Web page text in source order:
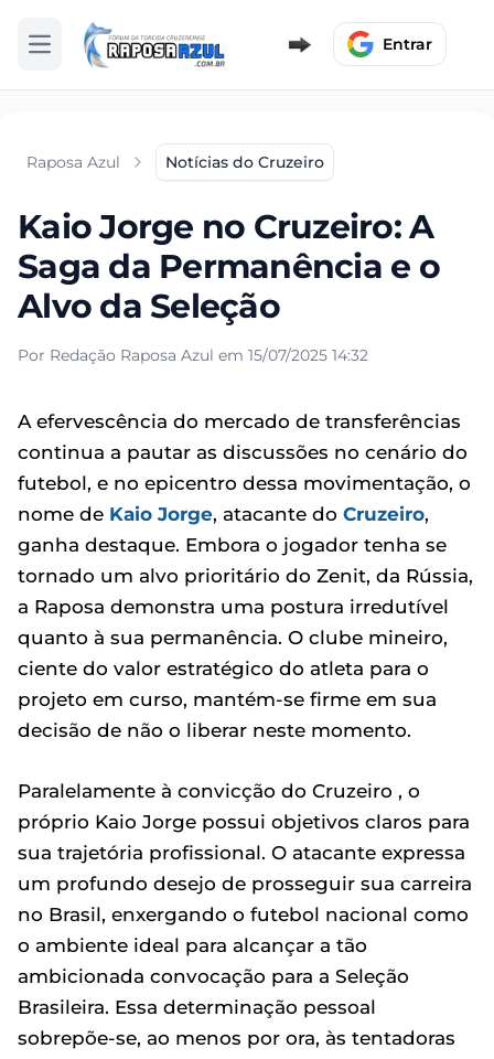
Abrir menu Entrar
Raposa Azul Notícias do Cruzeiro
Kaio Jorge no Cruzeiro: A
Saga da Permanência e o
Alvo da Seleção
Por Redação Raposa Azul em 15/07/2025 14:32
A efervescência do mercado de transferências
continua a pautar as discussões no cenário do
futebol, e no epicentro dessa movimentação, o
nome de Kaio Jorge, atacante do Cruzeiro,
ganha destaque. Embora o jogador tenha se
tornado um alvo prioritário do Zenit, da Rússia,
a Raposa demonstra uma postura irredutível
quanto à sua permanência. O clube mineiro,
ciente do valor estratégico do atleta para o
projeto em curso, mantém-se firme em sua
decisão de não o liberar neste momento.
Paralelamente à convicção do Cruzeiro , o
próprio Kaio Jorge possui objetivos claros para
sua trajetória profissional. O atacante expressa
um profundo desejo de prosseguir sua carreira
no Brasil, enxergando o futebol nacional como
o ambiente ideal para alcançar a tão
ambicionada convocação para a Seleção
Brasileira. Essa determinação pessoal
sobrepõe-se, ao menos por ora, às tentadoras